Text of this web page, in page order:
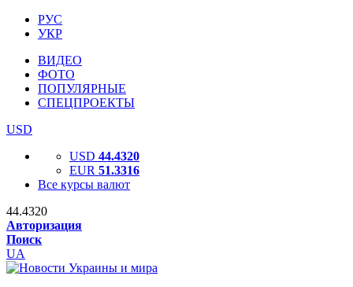
РУС
УКР
ВИДЕО
ФОТО
ПОПУЛЯРНЫЕ
СПЕЦПРОЕКТЫ
USD
USD 44.4320
EUR 51.3316
Все курсы валют
44.4320
Авторизация
Поиск
UA